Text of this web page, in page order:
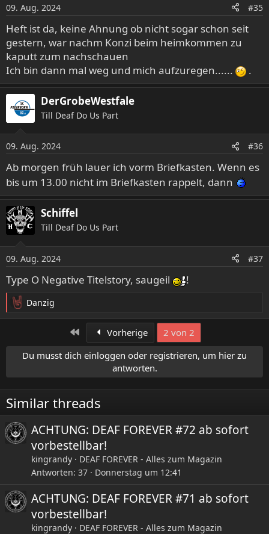
n
e
n
:
09. Aug. 2024 #35
Heft ist da, keine Ahnung ob nicht sogar schon seit
gestern, war nachm Konzi beim heimkommen zu
kaputt zum nachschauen
Ich bin dann mal weg und mich aufzuregen......
.
DerGrobeWestfale
Till Deaf Do Us Part
09. Aug. 2024 #36
Ab morgen früh lauer ich vorm Briefkasten. Wenn es
bis um 13.00 nicht im Briefkasten rappelt, dann
Schiffel
Till Deaf Do Us Part
09. Aug. 2024 #37
Type O Negative Titelstory, saugeil !
R
e
o
n
e
n
:
Danzig
Erste Vorherige
2 von 2
Du musst dich einloggen oder registrieren, um hier zu
antworten.
Similar threads
ACHTUNG: DEAF FOREVER #72 ab sofort
vorbestellbar!
kingrandy
DEAF FOREVER - Alles zum Magazin
Antworten 37 Donnerstag um 12:41
ACHTUNG: DEAF FOREVER #71 ab sofort
vorbestellbar!
kingrandy
DEAF FOREVER - Alles zum Magazin